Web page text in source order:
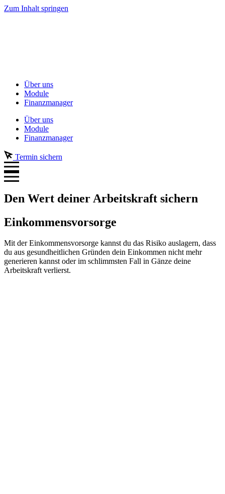
Zum Inhalt springen
Über uns
Module
Finanzmanager
Über uns
Module
Finanzmanager
Termin sichern
Den Wert deiner Arbeitskraft sichern
Einkommensvorsorge
Mit der Einkommensvorsorge kannst du das Risiko auslagern, dass
du aus gesundheitlichen Gründen dein Einkommen nicht mehr
generieren kannst oder im schlimmsten Fall in Gänze deine
Arbeitskraft verlierst.